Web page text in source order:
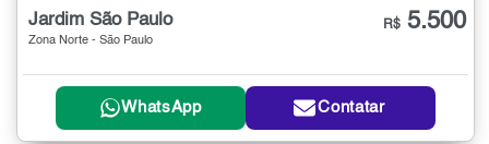
Jardim São Paulo
Zona Norte - São Paulo
R$ 5.500
WhatsApp Contatar